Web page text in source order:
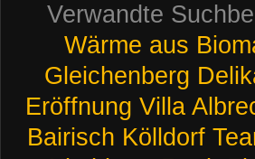
Verwandte
Wärme aus
Gleichenberg
Eröffnung Villa
Bairisch Kölldorf